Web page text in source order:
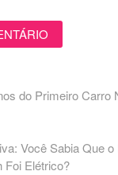
do Primeiro Carro
Você Sabia Que
Foi Elétrico?